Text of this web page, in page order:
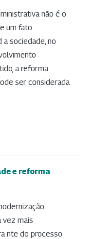
não é o
um fato
sociedade, no
a reforma
ser considerada
e reforma
vez mais
nte do processo